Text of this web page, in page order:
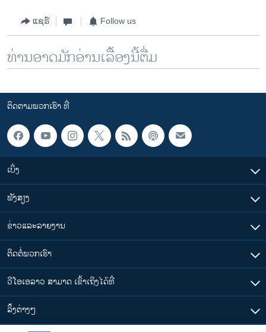
ແຊຣ໌ Follow us
ທ່ານອາດມັກອ່ານເລື້ອງນີ້ຕື່ມ
ຕິດຕາມພວກເຮົາ ທີ່
ເບິ່ງ
ຟັງສຽງ
ຂ່າວແລະລາຍງານ
ຕິດຕໍ່ພວກເຮົາ
ວີໂອເອລາວ ສາມາດ ເຂົ້າເຖິງໄດ້ທີ່
​ລິ້ງ​ຕ່າງໆ